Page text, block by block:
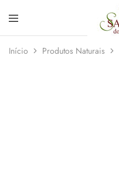
do
loja
Início Produtos Naturais